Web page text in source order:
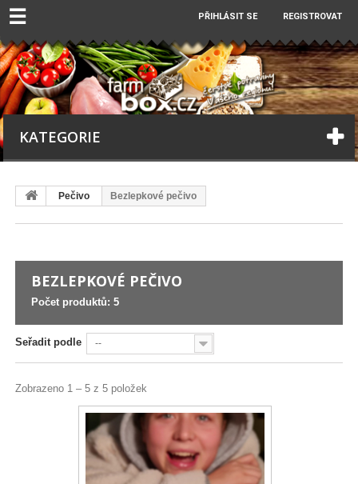
☰ PŘIHLÁSIT SE REGISTROVAT
KATEGORIE
Pečivo Bezlepkové pečivo
BEZLEPKOVÉ PEČIVO
Počet produktů: 5
Seřadit podle --
Zobrazeno 1 – 5 z 5 položek